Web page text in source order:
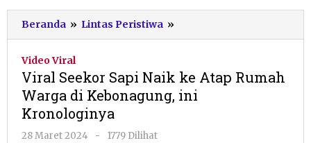
Beranda » Lintas Peristiwa »
Seekor
ke
Atap
Video Viral
Viral Seekor Sapi Naik ke Atap Rumah
Warga di Kebonagung, ini
Kronologinya
28 Maret 2024
oleh
-
1779 Dilihat